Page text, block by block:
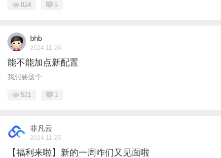
824 5
bhb
2024-11-26
能不能加点新配置
我想要这个
521 1
非凡云
2024-11-25
【福利来啦】新的一周咋们又见面啦